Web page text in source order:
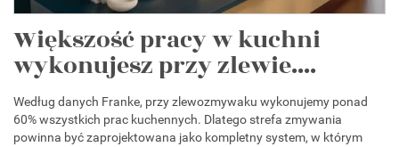
Większość pracy w kuchni
wykonujesz przy zlewie....
Według danych Franke, przy zlewozmywaku wykonujemy ponad
60% wszystkich prac kuchennych. Dlatego strefa zmywania
powinna być zaprojektowana jako kompletny system, w którym